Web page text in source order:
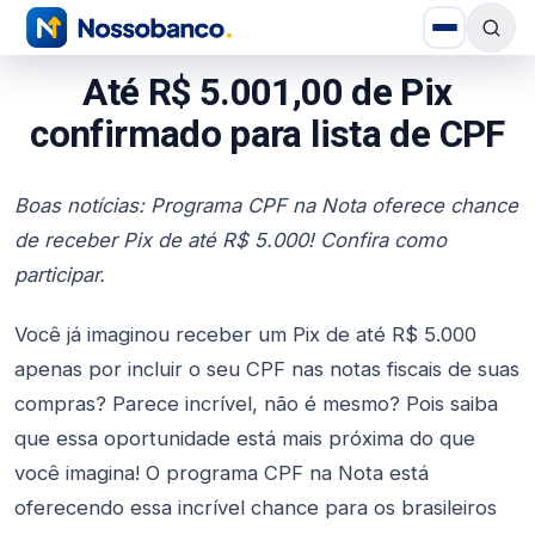
Até R$ 5.001,00 de Pix
confirmado para lista de CPF
Boas notícias: Programa CPF na Nota oferece chance
de receber Pix de até R$ 5.000! Confira como
participar.
Você já imaginou receber um Pix de até R$ 5.000
apenas por incluir o seu CPF nas notas fiscais de suas
compras? Parece incrível, não é mesmo? Pois saiba
que essa oportunidade está mais próxima do que
você imagina! O programa CPF na Nota está
oferecendo essa incrível chance para os brasileiros